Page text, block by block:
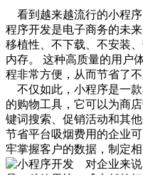
看到越来越流行的小程
程序开发是电子商务的未
移植性、不下载、不安装
内存。 这种高质量的用户
程非常方便，从而节省了
不仅如此，小程序是一
的购物工具，它可以为商
键词搜索、促销活动和其
节省平台吸烟费用的企业
牢掌握客户的数据，制定相
对企业来说